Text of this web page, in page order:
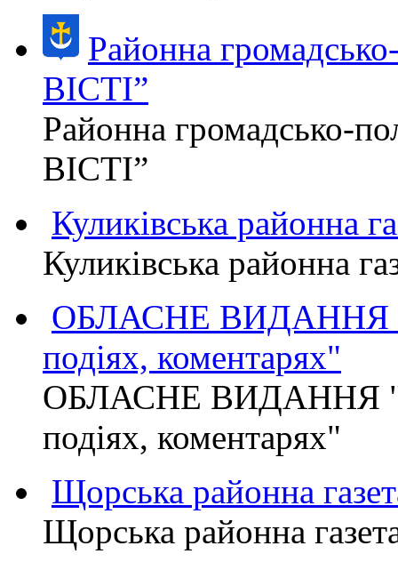
Районна
ВІСТІ”
Районна громадсько-
ВІСТІ”
Куликівська районна
Куликівська районна
ОБЛАСНЕ ВИДАННЯ
подіях, коментарях"
ОБЛАСНЕ ВИДАННЯ
подіях, коментарях"
Щорська районна
Щорська районна